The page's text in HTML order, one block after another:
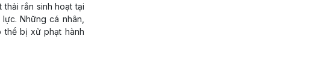
thải rắn sinh hoạt tại
Những cá nhân,
thể bị xử phạt hành